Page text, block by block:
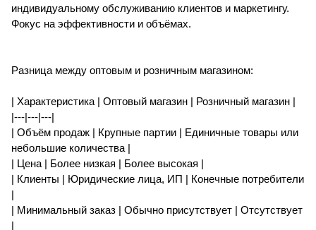
индивидуальному обслуживанию клиентов и маркетингу.
Фокус на эффективности и объёмах.
Разница между оптовым и розничным магазином:
| Характеристика | Оптовый магазин | Розничный магазин |
|---|---|---|
| Объём продаж | Крупные партии | Единичные товары или
небольшие количества |
| Цена | Более низкая | Более высокая |
| Клиенты | Юридические лица, ИП | Конечные потребители
|
| Минимальный заказ | Обычно присутствует | Отсутствует
|